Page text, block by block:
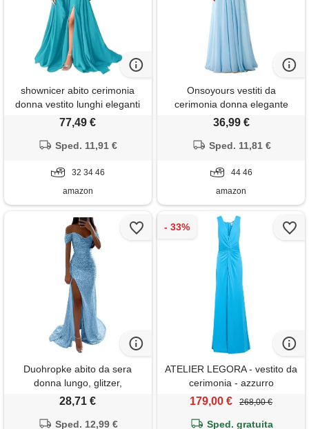
shownicer abito cerimonia
donna vestito lunghi eleganti
matrimonio abito da sera in
in pizzo vestiti con spacco a
77,49 €
Sped. 11,91 €
32 34 46
amazon
Onsoyours vestiti da
cerimonia donna elegante
scollo a v senza maniche
abiti da damigella vestito
azzurro 46
36,99 €
Sped. 11,81 €
44 46
amazon
Duohropke abito da sera
donna lungo, glitzer,
pailletten, abito da ballo,
tunica, sexy, con spacco
28,71 €
Sped. 12,99 €
ATELIER LEGORA - vestito da
cerimonia - azzurro
179,00 € 268,00 €
Sped. gratuita